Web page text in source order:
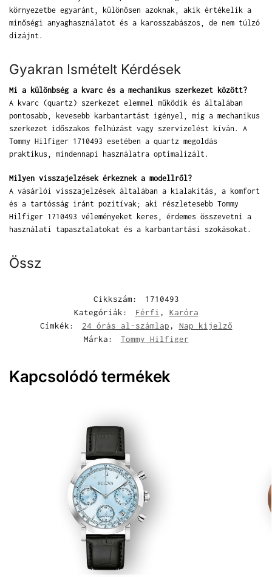
környezetbe egyaránt, különösen azoknak, akik értékelik a
minőségi anyaghasználatot és a karosszabászos, de nem túlzó
dizájnt.
Gyakran Ismételt Kérdések
Mi a különbség a kvarc és a mechanikus szerkezet között?
A kvarc (quartz) szerkezet elemmel működik és általában
pontosabb, kevesebb karbantartást igényel, míg a mechanikus
szerkezet időszakos felhúzást vagy szervizelést kíván. A
Tommy Hilfiger 1710493 esetében a quartz megoldás
praktikus, mindennapi használatra optimalizált.
Milyen visszajelzések érkeznek a modellről?
A vásárlói visszajelzések általában a kialakítás, a komfort
és a tartósság iránt pozitívak; aki részletesebb Tommy
Hilfiger 1710493 véleményeket keres, érdemes összevetni a
használati tapasztalatokat és a karbantartási szokásokat.
Össz
Cikkszám:
1710493
Kategóriák:
Férfi , Karóra
Címkék:
24 órás al-számlap, Nap kijelző
Márka:
Tommy Hilfiger
Kapcsolódó termékek